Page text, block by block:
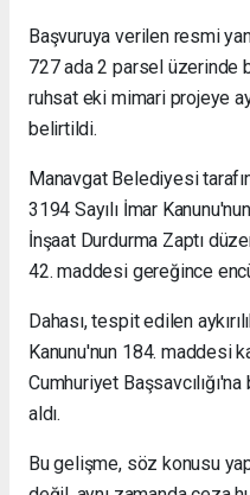
Başvuruya verilen resmi
727 ada 2 parsel üzerinde
ruhsat eki mimari projeye
belirtildi.
Manavgat Belediyesi
3194 Sayılı İmar
İnşaat Durdurma Zaptı
42. maddesi gereğince
Dahası, tespit edilen
Kanunu'nun 184. maddesi
Cumhuriyet
aldı.
Bu gelişme, söz konusu